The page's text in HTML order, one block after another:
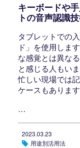
キーボードや
トの音声認識
タブレットでの
ド」を使用しま
な感覚とは異な
と感じる人もい
忙しい現場では
ケースもあります
…
2023.03.23
用途別活用法